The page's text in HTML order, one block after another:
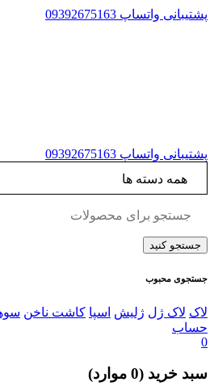
پشتیبانی واتساپ 09392675163
پشتیبانی واتساپ 09392675163
جستجوی محبوب
لاک لاک ژل ژلیش اسپا کاشت ناخن
حساب
0
سبد خرید (0 موارد)